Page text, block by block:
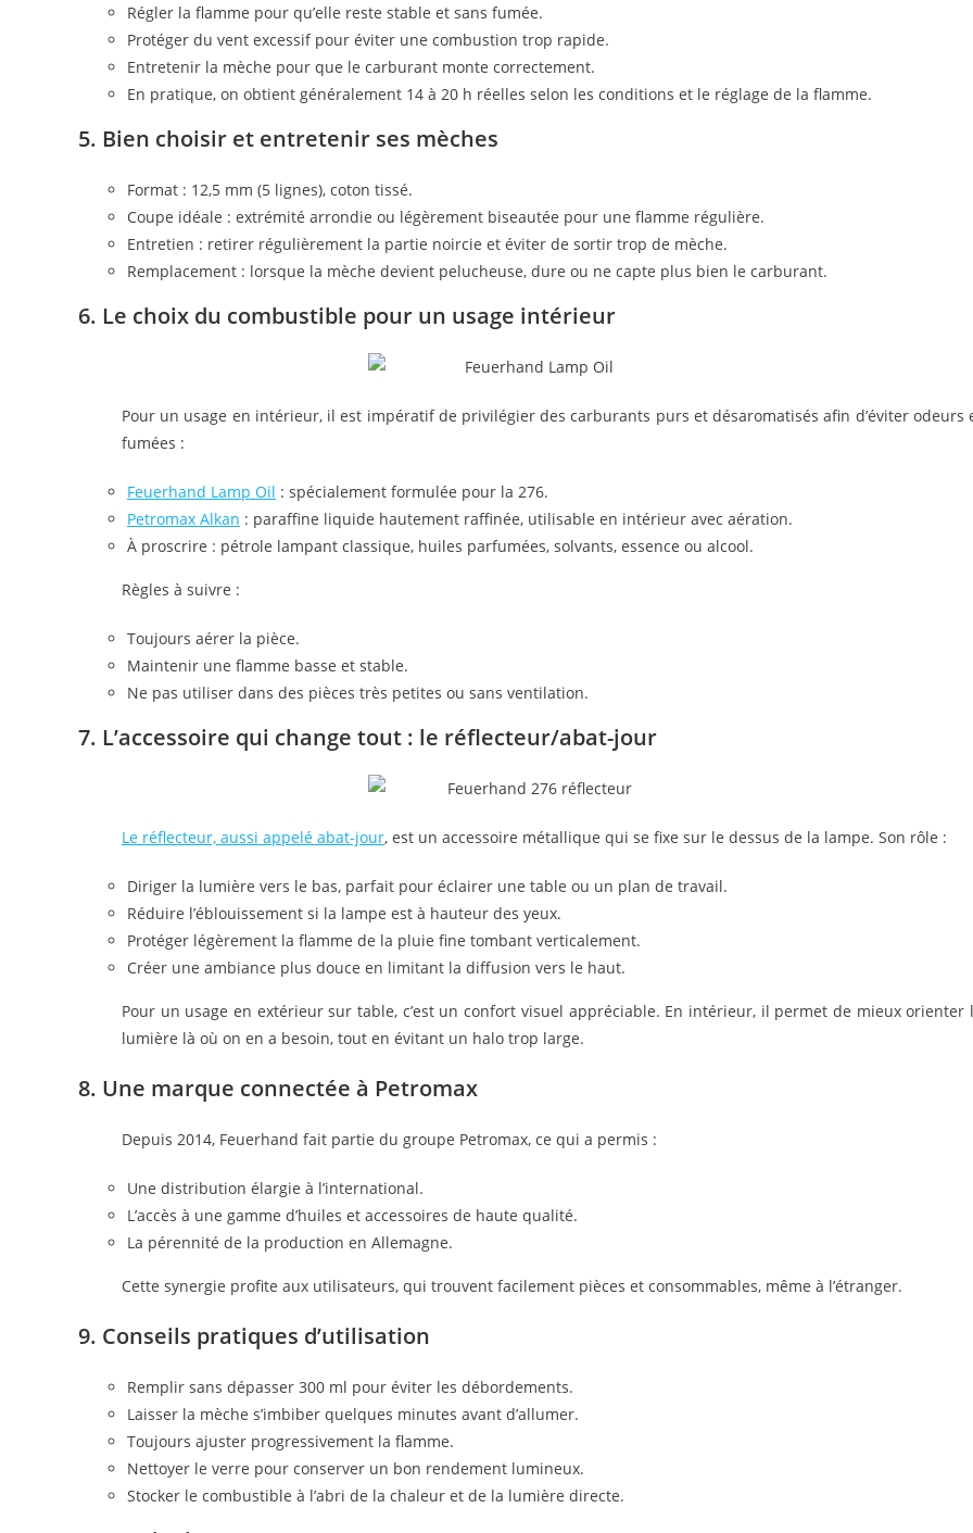
Régler la flamme pour qu’elle reste stable et sans fumée.
Protéger du vent excessif pour éviter une combustion trop rapide.
Entretenir la mèche pour que le carburant monte correctement.
En pratique, on obtient généralement 14 à 20 h réelles selon les conditions et le réglage de la flamme.
5. Bien choisir et entretenir ses mèches
Format : 12,5 mm (5 lignes), coton tissé.
Coupe idéale : extrémité arrondie ou légèrement biseautée pour une flamme régulière.
Entretien : retirer régulièrement la partie noircie et éviter de sortir trop de mèche.
Remplacement : lorsque la mèche devient pelucheuse, dure ou ne capte plus bien le carburant.
6. Le choix du combustible pour un usage intérieur
Pour un usage en intérieur, il est impératif de privilégier des carburants purs et désaromatisés afin d’éviter odeurs
fumées :
Feuerhand Lamp Oil : spécialement formulée pour la 276.
Petromax Alkan : paraffine liquide hautement raffinée, utilisable en intérieur avec aération.
À proscrire : pétrole lampant classique, huiles parfumées, solvants, essence ou alcool.
Règles à suivre :
Toujours aérer la pièce.
Maintenir une flamme basse et stable.
Ne pas utiliser dans des pièces très petites ou sans ventilation.
7. L’accessoire qui change tout : le réflecteur/abat-jour
Le réflecteur, aussi appelé abat-jour, est un accessoire métallique qui se fixe sur le dessus de la lampe. Son rôle :
Diriger la lumière vers le bas, parfait pour éclairer une table ou un plan de travail.
Réduire l’éblouissement si la lampe est à hauteur des yeux.
Protéger légèrement la flamme de la pluie fine tombant verticalement.
Créer une ambiance plus douce en limitant la diffusion vers le haut.
Pour un usage en extérieur sur table, c’est un confort visuel appréciable. En intérieur, il permet de mieux orienter
lumière là où on en a besoin, tout en évitant un halo trop large.
8. Une marque connectée à Petromax
Depuis 2014, Feuerhand fait partie du groupe Petromax, ce qui a permis :
Une distribution élargie à l’international.
L’accès à une gamme d’huiles et accessoires de haute qualité.
La pérennité de la production en Allemagne.
Cette synergie profite aux utilisateurs, qui trouvent facilement pièces et consommables, même à l’étranger.
9. Conseils pratiques d’utilisation
Remplir sans dépasser 300 ml pour éviter les débordements.
Laisser la mèche s’imbiber quelques minutes avant d’allumer.
Toujours ajuster progressivement la flamme.
Nettoyer le verre pour conserver un bon rendement lumineux.
Stocker le combustible à l’abri de la chaleur et de la lumière directe.